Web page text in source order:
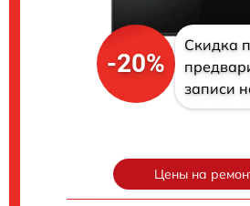
-20%
Скидка
записи
Цены на